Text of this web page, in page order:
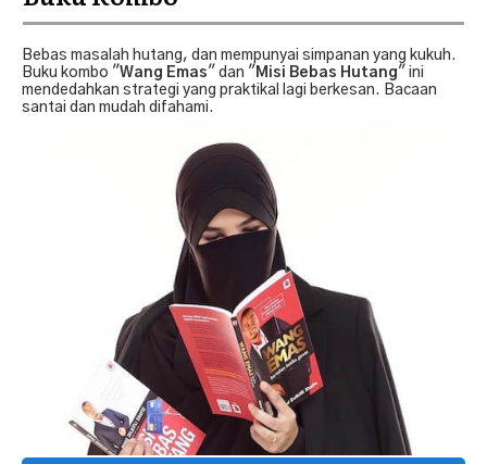
Bebas masalah hutang, dan mempunyai simpanan yang kukuh.
Buku kombo "Wang Emas" dan " Misi Bebas Hutang" ini
mendedahkan strategi yang praktikal lagi berkesan. Bacaan
santai dan mudah difahami.